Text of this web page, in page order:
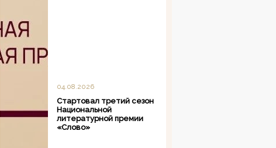
04.08.2026
Стартовал третий сезон
Национальной
литературной премии
«Слово»